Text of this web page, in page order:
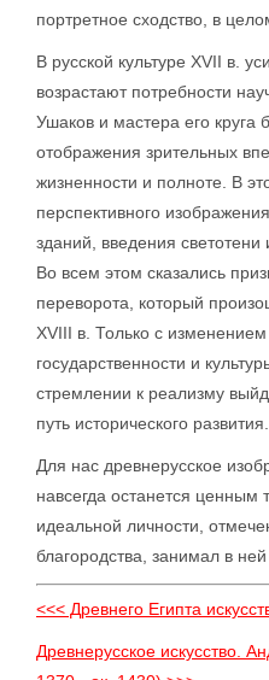
портретное сходство, в
В русской культуре XVII в.
возрастают потребности
Ушаков и мастера его круга
отображения зрительных
жизненности и полноте. В
перспективного
зданий, введения светотени
Во всем этом сказались
переворота, который
XVIII в. Только с
государственности и
стремлении к реализму
путь исторического развития.
Для нас древнерусское
навсегда останется ценным
идеальной личности,
благородства, занимал в
<<< Древнего Египта
Древнерусское искусство.